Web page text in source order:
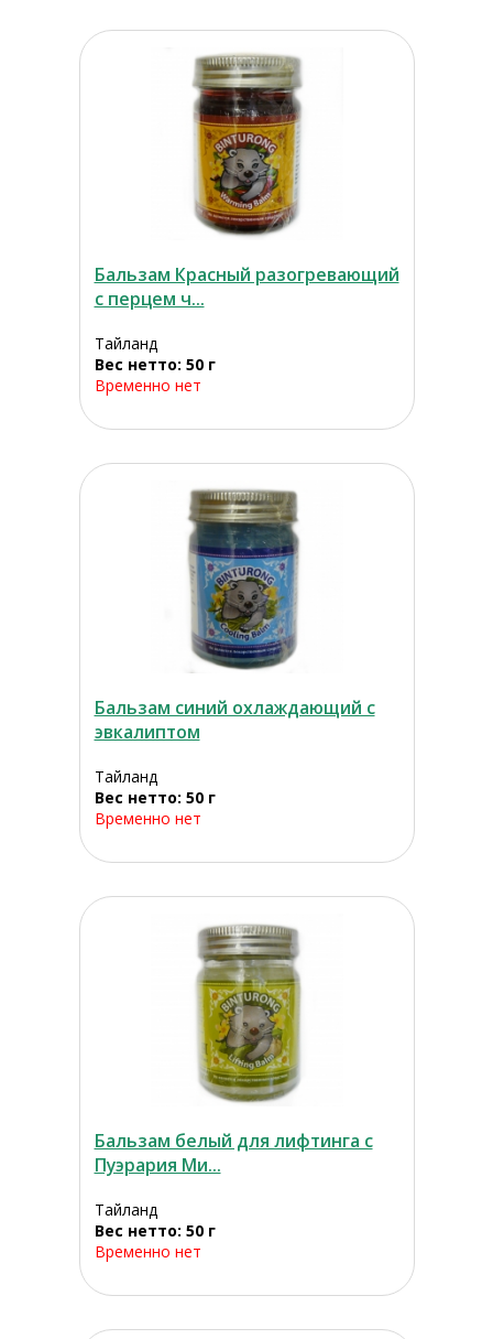
Бальзам Красный разогревающий
с перцем ч...
Тайланд
Вес нетто: 50 г
Временно нет
Бальзам синий охлаждающий с
эвкалиптом
Тайланд
Вес нетто: 50 г
Временно нет
Бальзам белый для лифтинга с
Пуэрария Ми...
Тайланд
Вес нетто: 50 г
Временно нет